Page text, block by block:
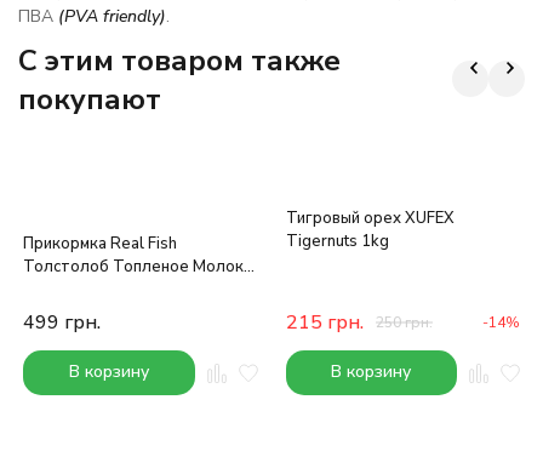
ПВА (PVA friendly).
C этим товаром также
покупают
Прикормка Real Fish
Толстолоб Топленое Молоко
499 грн.
В корзину
Тигровый орех XUFEX
Tigernuts 1kg
215 грн. 250грн. -14%
В корзину